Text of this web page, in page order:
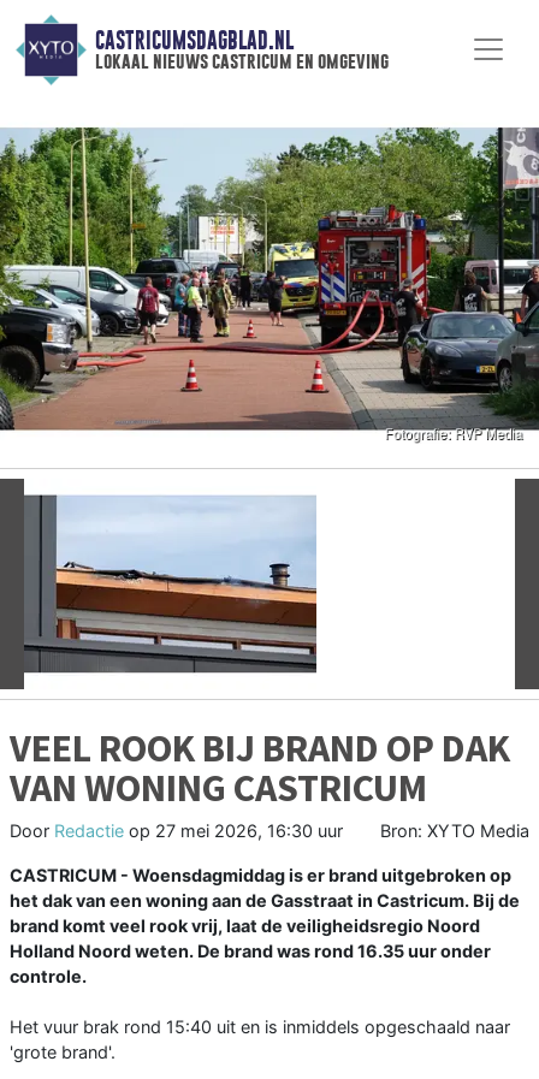
CASTRICUMSDAGBLAD.NL
lokaal nieuws castricum en omgeving
VEEL ROOK BIJ BRAND OP DAK
VAN WONING CASTRICUM
Door Redactie op 27 mei 2026, 16:30 uur Bron: XYTO Media
CASTRICUM - Woensdagmiddag is er brand uitgebroken op
het dak van een woning aan de Gasstraat in Castricum. Bij de
brand komt veel rook vrij, laat de veiligheidsregio Noord
Holland Noord weten. De brand was rond 16.35 uur onder
controle.
Het vuur brak rond 15:40 uit en is inmiddels opgeschaald naar
'grote brand'.